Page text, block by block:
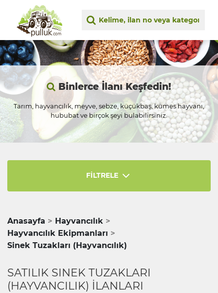
Binlerce İlanı Keşfedin!
Tarım, hayvancılık, meyve, sebze, küçükbaş, kümes hayvanı,
hububat ve birçok şeyi bulabilirsiniz.
FİLTRELE
Anasayfa
Hayvancılık
Hayvancılık Ekipmanları
Sinek Tuzakları (Hayvancılık)
SATILIK SINEK TUZAKLARI
(HAYVANCILIK) İLANLARI